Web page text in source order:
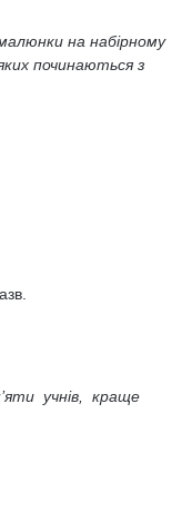
на набірному
починаються з
учнів, краще